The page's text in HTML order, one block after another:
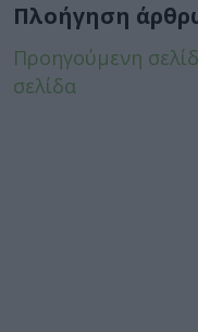
Πλοήγηση
Προηγούμενη
σελίδα